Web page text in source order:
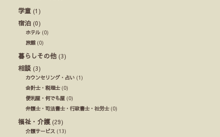
学童 (1)
宿泊 (0)
ホテル (0)
旅館 (0)
暮らしその他 (3)
相談 (3)
カウンセリング・占い (1)
会計士・税理士(0)
便利屋・何でも屋 (0)
弁護士・司法書士・行政書士・社労士(0)
福祉・介護(29)
介護サービス (13)